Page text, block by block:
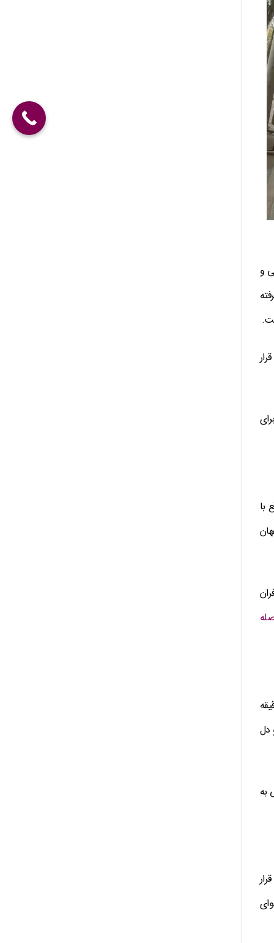
و
واقع با
قرار دارد‌. همچنین فاصله آن با فرودگاه شهید بهشتی فقط ۳۰ دقیقه
دل
به
قرار